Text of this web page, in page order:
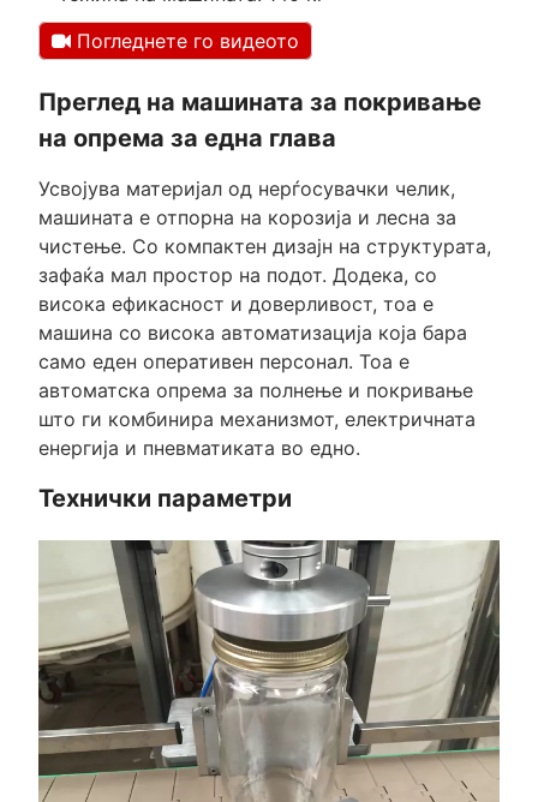
Погледнете го видеото
Преглед на машината за покривање
на опрема за една глава
Усвојува материјал од нерѓосувачки челик,
машината е отпорна на корозија и лесна за
чистење. Со компактен дизајн на структурата,
зафаќа мал простор на подот. Додека, со
висока ефикасност и доверливост, тоа е
машина со висока автоматизација која бара
само еден оперативен персонал. Тоа е
автоматска опрема за полнење и покривање
што ги комбинира механизмот, електричната
енергија и пневматиката во едно.
Технички параметри